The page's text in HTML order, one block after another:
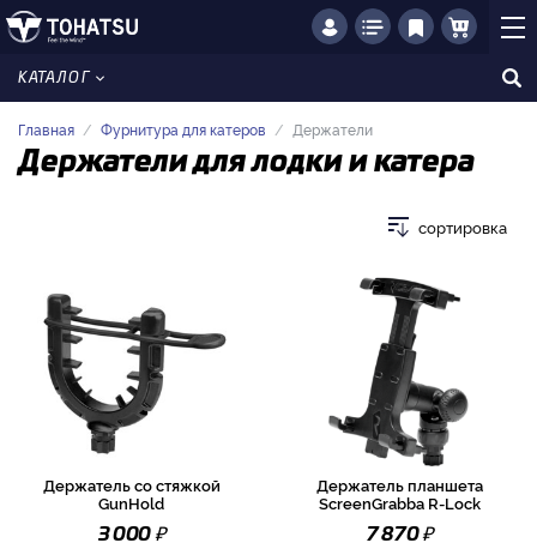
КАТАЛОГ
Главная Фурнитура для катеров Держатели
Держатели для лодки и катера
сортировка
Держатель со стяжкой
GunHold
3 000₽
Держатель планшета
ScreenGrabba R-Lock
7 870₽